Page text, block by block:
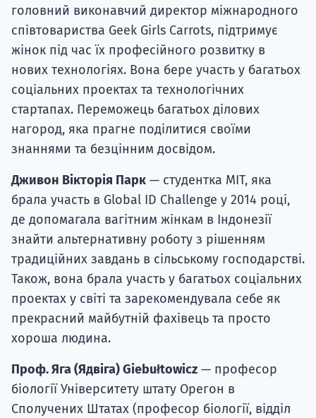
головний виконавчий директор міжнародного
співтовариства Geek Girls Carrots, підтримує
жінок під час їх професійного розвитку в
нових технологіях. Вона бере участь у багатьох
соціальних проектах та технологічних
стартапах. Переможець багатьох ділових
нагород, яка прагне поділитися своїми
знаннями та безцінним досвідом.
Дживон Вікторія Парк — студентка MIT, яка
брала участь в Global ID Challenge у 2014 році,
де допомагала вагітним жінкам в Індонезії
знайти альтернативну роботу з рішенням
традиційних завдань в сільському господарстві.
Також, вона брала участь у багатьох соціальних
проектах у світі та зарекомендувала себе як
прекрасний майбутній фахівець та просто
хороша людина.
Проф. Яга (Ядвіга) Giebułtowicz — професор
біології Університету штату Орегон в
Сполучених Штатах (професор біології, відділ